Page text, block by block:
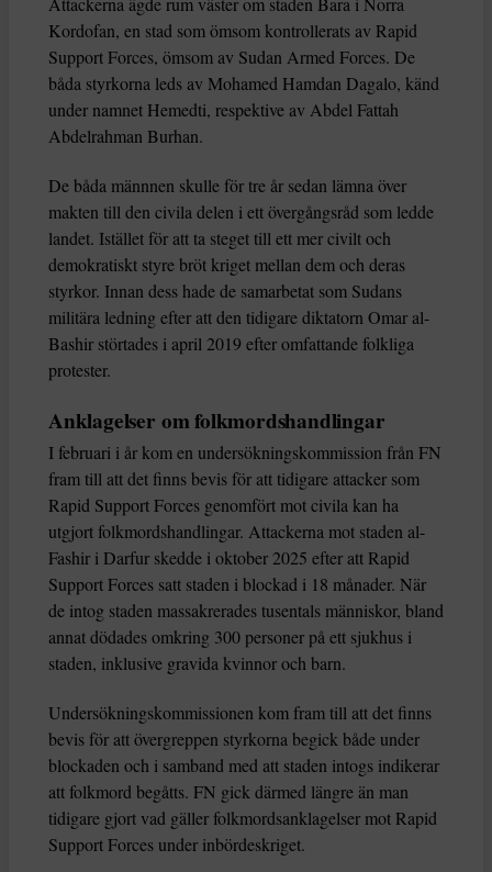
Kordofan, en stad som ömsom kontrollerats av Rapid
Support Forces, ömsom av Sudan Armed Forces. De
båda styrkorna leds av Mohamed Hamdan Dagalo, känd
under namnet Hemedti, respektive av Abdel Fattah
Abdelrahman Burhan.
De båda männnen skulle för tre år sedan lämna över
makten till den civila delen i ett övergångsråd som ledde
landet. Istället för att ta steget till ett mer civilt och
demokratiskt styre bröt kriget mellan dem och deras
styrkor. Innan dess hade de samarbetat som Sudans
militära ledning efter att den tidigare diktatorn Omar al-
Bashir störtades i april 2019 efter omfattande folkliga
protester.
Anklagelser om folkmordshandlingar
I februari i år kom en undersökningskommission från FN
fram till att det finns bevis för att tidigare attacker som
Rapid Support Forces genomfört mot civila kan ha
utgjort folkmordshandlingar. Attackerna mot staden al-
Fashir i Darfur skedde i oktober 2025 efter att Rapid
Support Forces satt staden i blockad i 18 månader. När
de intog staden massakrerades tusentals människor, bland
annat dödades omkring 300 personer på ett sjukhus i
staden, inklusive gravida kvinnor och barn.
Undersökningskommissionen kom fram till att det finns
bevis för att övergreppen styrkorna begick både under
blockaden och i samband med att staden intogs indikerar
att folkmord begåtts. FN gick därmed längre än man
tidigare gjort vad gäller folkmordsanklagelser mot Rapid
Support Forces under inbördeskriget.